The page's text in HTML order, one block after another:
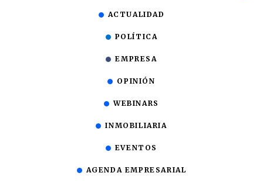
ACTUALIDAD
POLÍTICA
EMPRESA
OPINIÓN
WEBINARS
INMOBILIARIA
EVENTOS
AGENDA EMPRESARIAL